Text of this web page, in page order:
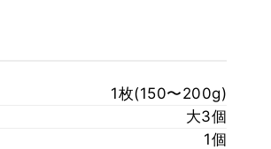
1枚(150〜200g)
大3個
1個